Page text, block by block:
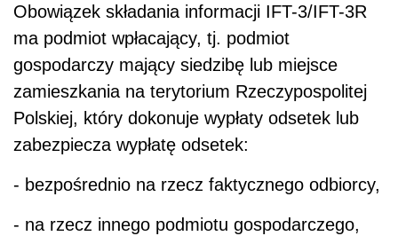
Obowiązek składania informacji IFT-3/IFT-3R
ma podmiot wpłacający, tj. podmiot
gospodarczy mający siedzibę lub miejsce
zamieszkania na terytorium Rzeczypospolitej
Polskiej, który dokonuje wypłaty odsetek lub
zabezpiecza wypłatę odsetek:
- bezpośrednio na rzecz faktycznego odbiorcy,
- na rzecz innego podmiotu gospodarczego,